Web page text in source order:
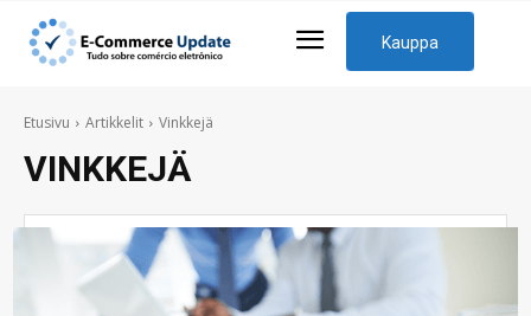
Kauppa
Etusivu Artikkelit Vinkkejä
VINKKEJÄ